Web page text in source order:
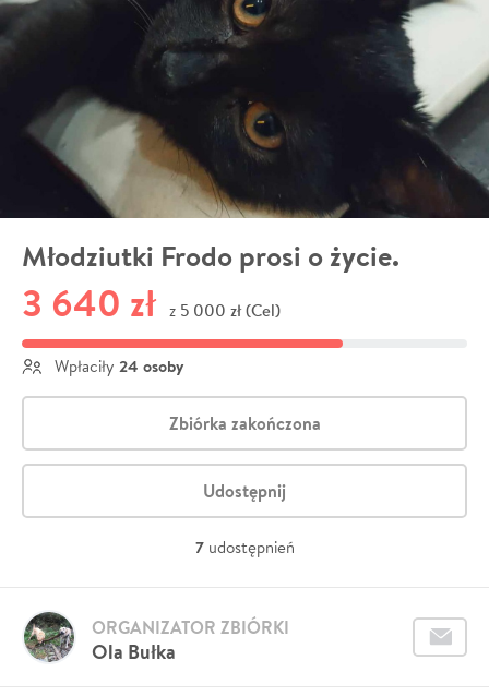
Młodziutki Frodo prosi o życie.
3 640 zł z 5 000 zł (Cel)
Wpłaciły 24 osoby
Zbiórka zakończona
Udostępnij
7 udostępnień
Ola Bułka
ORGANIZATOR ZBIÓRKI